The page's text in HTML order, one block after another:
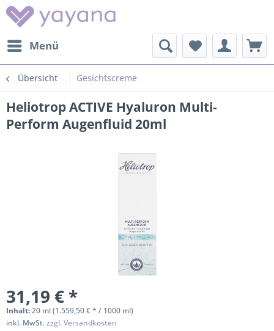
Menü
Übersicht Gesichtscreme
Heliotrop ACTIVE Hyaluron Multi-
Perform Augenfluid 20ml
31,19 € *
Inhalt:20 ml (1.559,50 € * / 1000 ml)
inkl. MwSt.zzgl. Versandkosten